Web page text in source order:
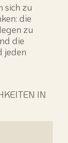
sich zu
die
zu
die
jeden
IN